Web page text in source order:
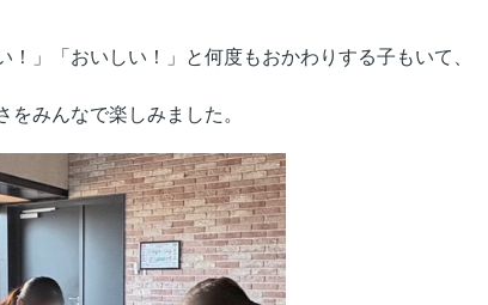
！」「おいしい！」と何度もおかわりする子もいて、
みんなで楽しみました。